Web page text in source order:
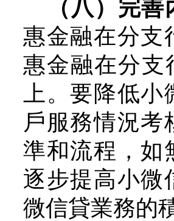
（八）完
惠金融在分支
惠金融在分支
上。要降低
戶服務情況
準和流程，如
逐步提高小微
微信貸業務的